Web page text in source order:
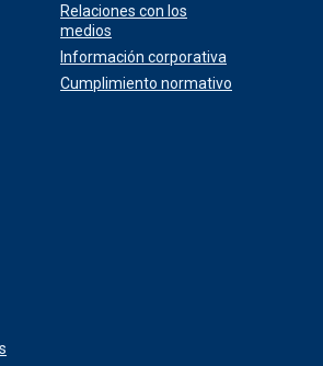
Relaciones con los
medios
Información corporativa
Cumplimiento normativo